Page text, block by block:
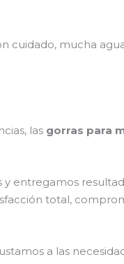
cuidado, mucha
las gorras para
entregamos
total,
a las